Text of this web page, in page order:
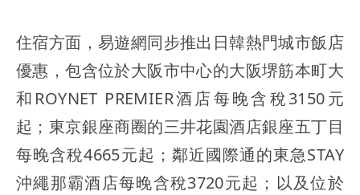
住宿方面，易遊網同步推出日韓熱門城市飯店
優惠，包含位於大阪市中心的大阪堺筋本町大
和ROYNET PREMIER酒店每晚含稅3150元
起；東京銀座商圈的三井花園酒店銀座五丁目
每晚含稅4665元起；鄰近國際通的東急STAY
沖繩那霸酒店每晚含稅3720元起；以及位於